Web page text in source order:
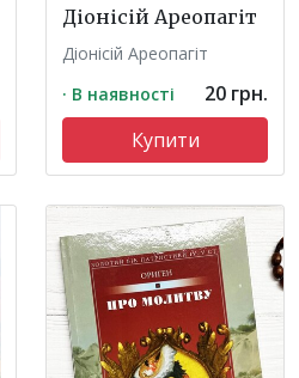
Діонісій Ареопагіт
Діонісій Ареопагіт
· В наявності
20 грн.
Купити